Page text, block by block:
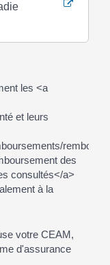
les <a
et leurs
des
consultés</a>
à la
votre CEAM,
d'assurance